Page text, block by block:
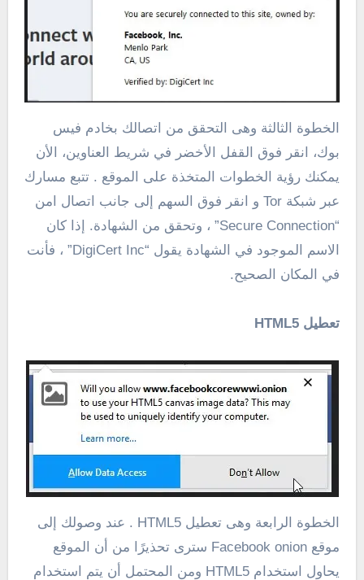
الخطوة الثالثة وهى التحقق من اتصالك بخادم فيس
بوك، انقر فوق القفل الأخضر في شريط العناوين، الأن
يمكنك رؤية الخطوات المتخذة على الموقع . تتبع مسارك
عبر شبكة Tor و انقر فوق السهم إلى جانب اتصال امن
“Secure Connection” ، وتحقق من الشهادة. إذا كان
الاسم الموجود في الشهادة يقول “DigiCert Inc” ، فأنت
في المكان الصحيح.
تعطيل HTML5
الخطوة الرابعة وهى تعطيل HTML5 . عند وصولك إلى
موقع Facebook onion سترى تحذيرًا من أن الموقع
يحاول استخدام HTML5 ومن المحتمل أن يتم استخدام